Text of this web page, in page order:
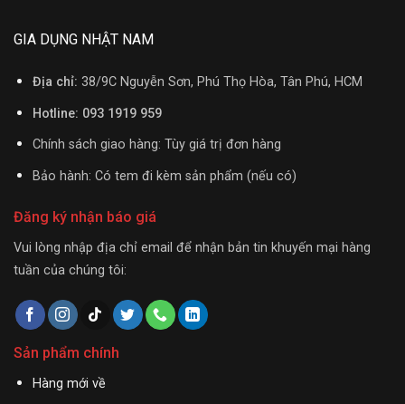
GIA DỤNG NHẬT NAM
Địa chỉ: 38/9C Nguyễn Sơn, Phú Thọ Hòa, Tân Phú, HCM
Hotline: 093 1919 959
Chính sách giao hàng: Tùy giá trị đơn hàng
Bảo hành: Có tem đi kèm sản phẩm (nếu có)
Đăng ký nhận báo giá
Vui lòng nhập địa chỉ email để nhận bản tin khuyến mại hàng
tuần của chúng tôi:
Sản phẩm chính
Hàng mới về